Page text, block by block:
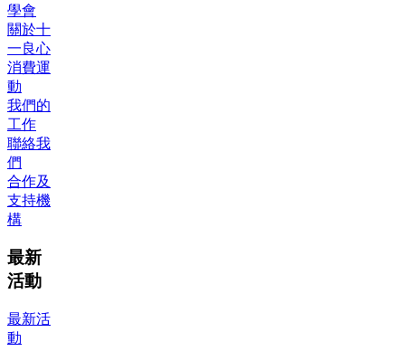
學會
關於十
一良心
消費運
動
我們的
工作
聯絡我
們
合作及
支持機
構
最新
活動
最新活
動